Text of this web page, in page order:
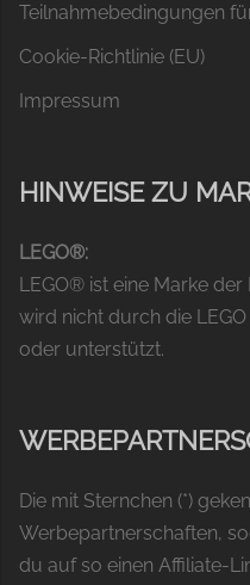
Teilnahmebedingungen
Cookie-Richtlinie (EU)
Impressum
HINWEISE ZU
LEGO®:
LEGO® ist eine Marke der
wird nicht durch die
oder unterstützt.
Die mit Sternchen (*)
Werbepartnerschaften,
du auf so einen Affiliate-